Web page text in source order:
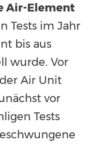
Air-Element
Tests im Jahr
bis aus
wurde. Vor
Air Unit
vor
Tests